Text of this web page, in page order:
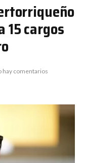
cargos
hay comentarios